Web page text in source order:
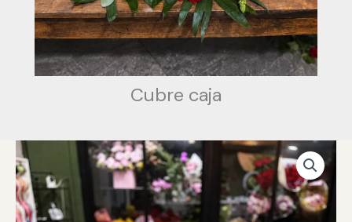
Cubre caja